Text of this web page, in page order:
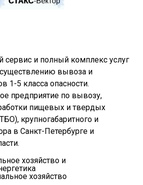
сервис и полный комплекс услуг
вывоза и
1-5 класса опасности.
предприятие по вывозу,
пищевых и твердых
крупногабаритного и
в Санкт-Петербурге и
хозяйство и
хозяйство